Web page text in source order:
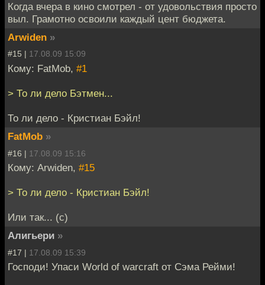
Когда вчера в кино смотрел - от удовольствия просто
выл. Грамотно освоили каждый цент бюджета.
Arwiden »
#15 | 17.08.09 15:09
Кому: FatMob, #1
> То ли дело Бэтмен...
То ли дело - Кристиан Бэйл!
FatMob »
#16 | 17.08.09 15:16
Кому: Arwiden, #15
> То ли дело - Кристиан Бэйл!
Или так... (с)
Алигьери »
#17 | 17.08.09 15:39
Господи! Упаси World of warcraft от Сэма Рейми!